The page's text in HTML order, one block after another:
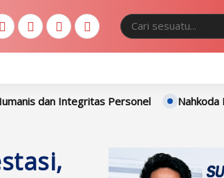
Personel Nahkoda Baru Polres